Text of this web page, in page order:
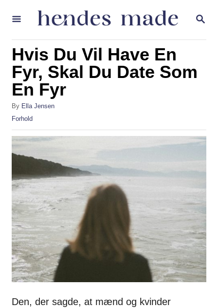
S
A
H
Hvis Du Vil Have En
Fyr, Skal Du Date Som
En Fyr
By A
u
h
r
Ella Jensen
C
a
t
r
i
e
s
Forhold
Den, der sagde, at mænd og kvinder